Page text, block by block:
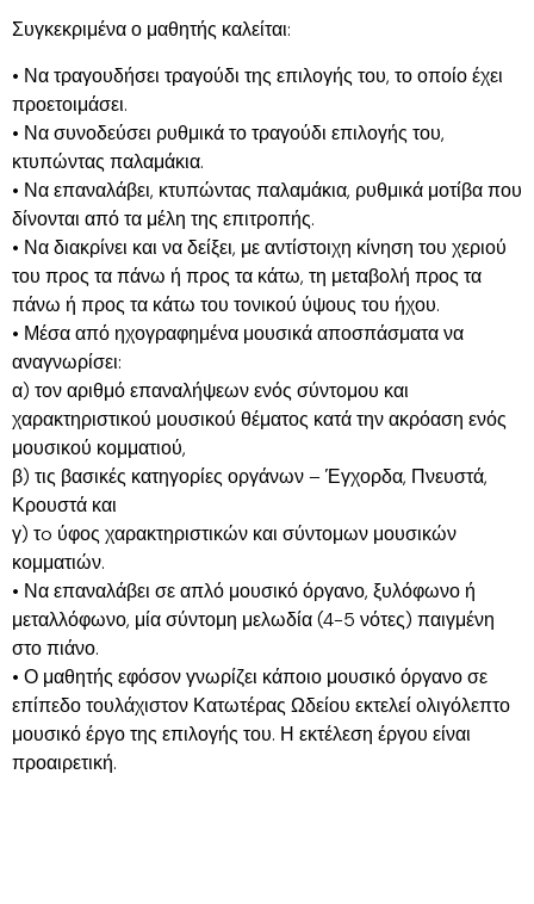
Συγκεκριμένα ο μαθητής καλείται:
• Να τραγουδήσει τραγούδι της επιλογής του, το οποίο έχει
προετοιμάσει.
• Να συνοδεύσει ρυθμικά το τραγούδι επιλογής του,
κτυπώντας παλαμάκια.
• Να επαναλάβει, κτυπώντας παλαμάκια, ρυθμικά μοτίβα που
δίνονται από τα μέλη της επιτροπής.
• Να διακρίνει και να δείξει, με αντίστοιχη κίνηση του χεριού
του προς τα πάνω ή προς τα κάτω, τη μεταβολή προς τα
πάνω ή προς τα κάτω του τονικού ύψους του ήχου.
• Μέσα από ηχογραφημένα μουσικά αποσπάσματα να
αναγνωρίσει:
α) τον αριθμό επαναλήψεων ενός σύντομου και
χαρακτηριστικού μουσικού θέματος κατά την ακρόαση ενός
μουσικού κομματιού,
β) τις βασικές κατηγορίες οργάνων – Έγχορδα, Πνευστά,
Κρουστά και
γ) τo ύφος χαρακτηριστικών και σύντομων μουσικών
κομματιών.
• Να επαναλάβει σε απλό μουσικό όργανο, ξυλόφωνο ή
μεταλλόφωνο, μία σύντομη μελωδία (4-5 νότες) παιγμένη
στο πιάνο.
• Ο μαθητής εφόσον γνωρίζει κάποιο μουσικό όργανο σε
επίπεδο τουλάχιστον Κατωτέρας Ωδείου εκτελεί ολιγόλεπτο
μουσικό έργο της επιλογής του. Η εκτέλεση έργου είναι
προαιρετική.